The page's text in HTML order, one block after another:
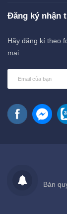
Đăng ký nhận
Hãy đăng kí theo
mại.
Bản